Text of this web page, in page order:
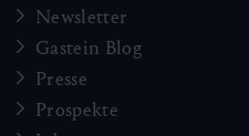
Newsletter
Gastein Blog
Presse
Prospekte